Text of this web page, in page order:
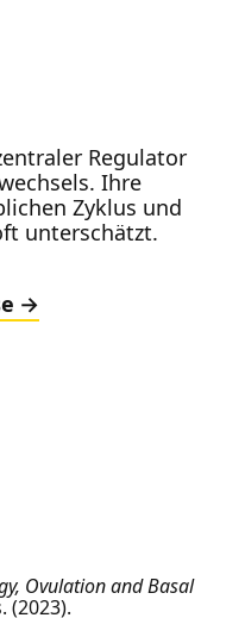
Regulator
Ihre
Zyklus und
unterschätzt.
Ovulation and Basal
(2023).